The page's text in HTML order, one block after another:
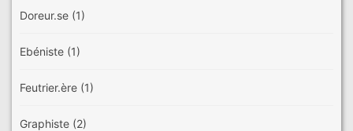
Doreur.se (1)
Ebéniste (1)
Feutrier.ère (1)
Graphiste (2)